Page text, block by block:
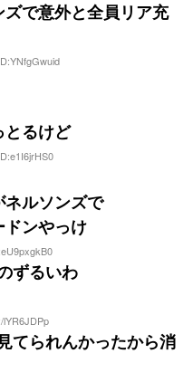
で意外と全員リア充
とるけど
ルソンズで
ンやっけ
ずるいわ
lYR6JDPp
てられんかったから消